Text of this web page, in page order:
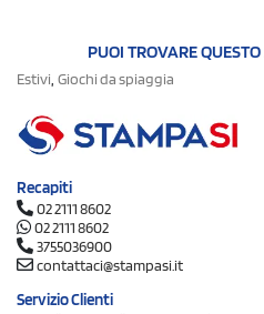
PUOI TROVARE
Estivi, Giochi da spiaggia
Recapiti
02 2111 8602
02 2111 8602
3755036900
contattaci@stampasi.it
Servizio Clienti